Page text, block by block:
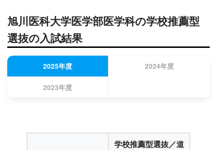
旭川医科大学医学部医学科の学校推薦型
選抜の入試結果
2025年度 2024年度
2023年度
学校推薦型選抜／道